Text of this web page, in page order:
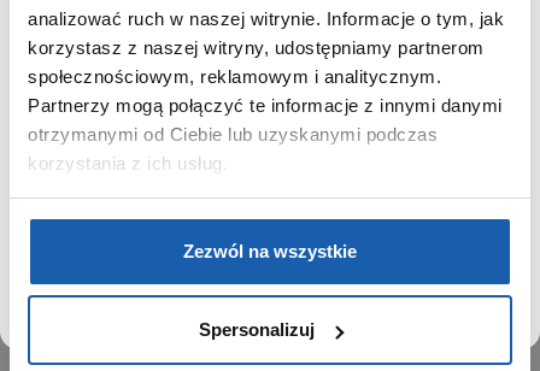
analizować ruch w naszej witrynie. Informacje o tym, jak
korzystasz z naszej witryny, udostępniamy partnerom
społecznościowym, reklamowym i analitycznym.
Partnerzy mogą połączyć te informacje z innymi danymi
otrzymanymi od Ciebie lub uzyskanymi podczas
korzystania z ich usług.
Zezwól na wszystkie
Spersonalizuj
Historia
Misja, wizja i wartości Grupy Zibi
Ważne daty
Kariera
Zgoda na ciasteczka
PRODUKTY
Kalkulatory
SIECI SPRZEDAŻY
SZANOWNA UŻYTKOWNICZKO
Używamy plików cookie w celach analitycznych,
statystycznych i marketingowych, w tym aby analizować
ruch w tej witrynie, optymalizować jej działanie oraz
zapamiętywać Twoje preferencje.